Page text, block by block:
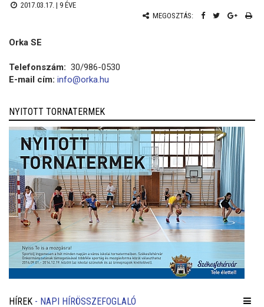
2017.03.17. | 9 ÉVE
MEGOSZTÁS:
Orka SE
Telefonszám: 30/986-0530
E-mail cím: info@orka.hu
NYITOTT TORNATERMEK
HÍREK - NAPI HÍRÖSSZEFOGLALÓ